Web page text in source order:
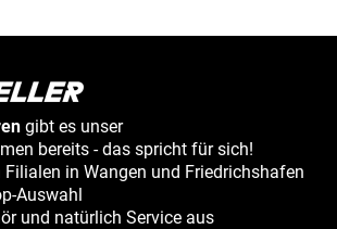
gibt es unser
bereits - das spricht für sich!
Filialen in Wangen und Friedrichshafen
Auswahl
und natürlich Service aus